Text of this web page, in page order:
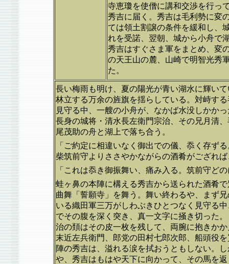
寺恵瓊を使僧に講和交渉を行っ
秀吉に届く。秀吉は毛利勢に変
ては領土割譲の条件を緩和し、
れを受諾、翌朝、城から小舟で
秀吉はすぐさま軍をまとめ、変
の天王山の麓、山崎で明智光秀
た。
長い梅雨も明け、夏の陽光が青い湖水に輝い
林立する万余の旌旗を揺らしている。対峙す
見守る中、一艘の小舟が、なかば水没しかか
長身の城将・清水長左衛門宗治、その兄月清
尾茂助の舟と湖上で落ち合う。
「ご約定に相違いなく御出での儀、忝く存ず
柴筑前守よりささやかながらの酒肴がござれ
「これは忝き御振舞い、痛み入る。筑前守ど
蛙ヶ鼻の本陣に構える秀吉から送られた酒肴
曲舞「誓願寺」を舞う。舞い終わるや、まず
いる織田軍三万がしわぶきひとつなく見守る
でその腹を深く突き、真一文字に掻き切った
治の頚はその皮一枚を残して、両腕に抱きか
末近左兵衛門、郎党の田村七郎次郎、船頭役
陣の秀吉は、溢れる涙を拭おうともしない。
や、秀吉はもはや天下に向かって、その馬を